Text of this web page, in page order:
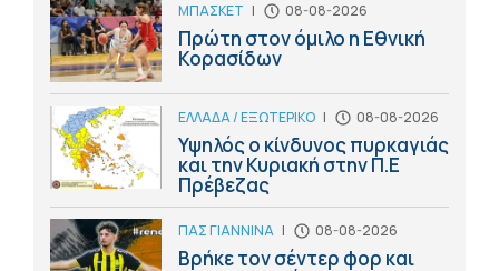
ΜΠΑΣΚΕΤ | 08-08-2026
Πρώτη στον όμιλο η Εθνική
Κορασίδων
ΕΛΛΑΔΑ / ΕΞΩΤΕΡΙΚΟ | 08-08-2026
Υψηλός ο κίνδυνος πυρκαγιάς
και την Κυριακή στην Π.Ε
Πρέβεζας
ΠΑΣ ΓΙΑΝΝΙΝΑ | 08-08-2026
Βρήκε τον σέντερ φορ και